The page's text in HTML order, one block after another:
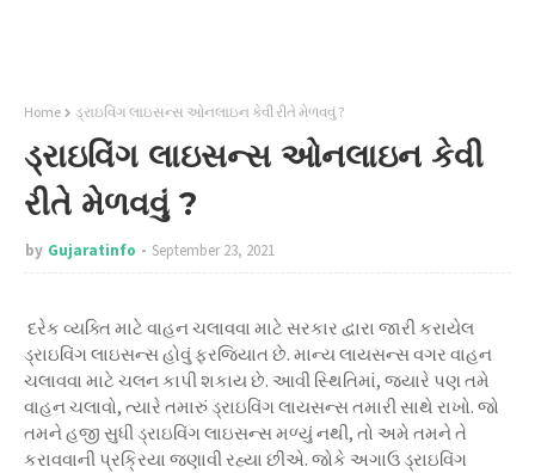
Home ડ્રાઇવિંગ લાઇસન્સ ઓનલાઇન કેવી રીતે મેળવવું ?
ડ્રાઇવિંગ લાઇસન્સ ઓનલાઇન કેવી
રીતે મેળવવું ?
by Gujaratinfo September 23, 2021
દરેક વ્યક્તિ માટે વાહન ચલાવવા માટે સરકાર દ્વારા જારી કરાયેલ
ડ્રાઇવિંગ લાઇસન્સ હોવું ફરજિયાત છે. માન્ય લાયસન્સ વગર વાહન
ચલાવવા માટે ચલન કાપી શકાય છે. આવી સ્થિતિમાં, જ્યારે પણ તમે
વાહન ચલાવો, ત્યારે તમારું ડ્રાઇવિંગ લાયસન્સ તમારી સાથે રાખો. જો
તમને હજી સુધી ડ્રાઇવિંગ લાઇસન્સ મળ્યું નથી, તો અમે તમને તે
કરાવવાની પ્રક્રિયા જણાવી રહ્યા છીએ. જોકે અગાઉ ડ્રાઇવિંગ